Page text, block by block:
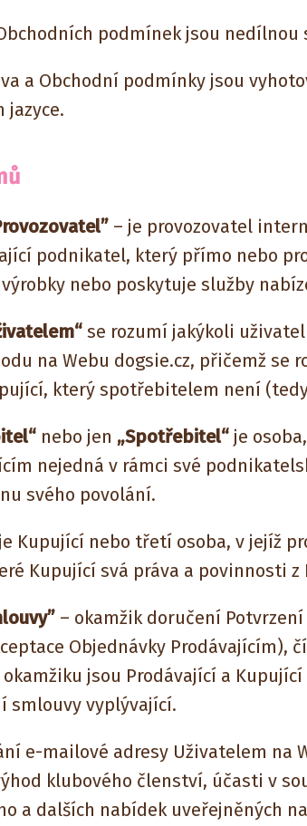
podmínek jsou nedílnou
Obchodní podmínky jsou
jazyce.
– je provozovatel
podnikatel, který přímo nebo
nebo poskytuje služby
se rozumí jakýkoli
na Webu dogsie.cz, přičemž se
který spotřebitelem není
nebo jen „Spotřebitel“ je
nejedná v rámci své
svého povolání.
Kupující nebo třetí osoba, v jejíž
Kupující svá práva a povinnosti
– okamžik doručení
Objednávky Prodávajícím),
jsou Prodávající a
smlouvy vyplývající.
e-mailové adresy Uživatelem na
klubového členství, účasti v
a dalších nabídek uveřejněných